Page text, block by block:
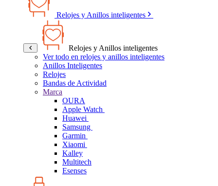
Relojes y Anillos inteligentes
Relojes y Anillos inteligentes
Ver todo en relojes y anillos inteligentes
Anillos Inteligentes
Relojes
Bandas de Actividad
Marca
OURA
Apple Watch
Huawei
Samsung
Garmin
Xiaomi
Kalley
Multitech
Esenses